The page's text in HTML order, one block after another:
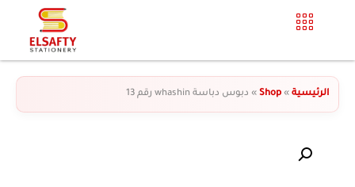
الرئيسية »
Shop
» دبوس دباسة whashin رقم 13